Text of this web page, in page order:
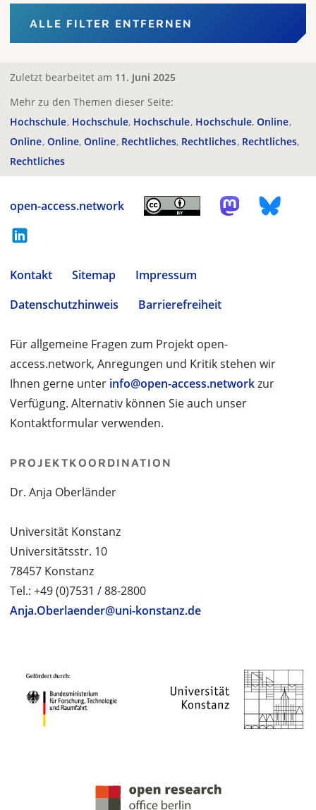
ALLE FILTER ENTFERNEN
Zuletzt bearbeitet am 11. Juni 2025
Mehr zu den Themen dieser Seite:
Hochschule Hochschule Hochschule Hochschule Online
Online Online Online Rechtliches Rechtliches Rechtliches
Rechtliches
open-access.network
Kontakt Sitemap
Impressum
Datenschutzhinweis
Barrierefreiheit
Für allgemeine Fragen zum Projekt open-
access.network, Anregungen und Kritik stehen wir
Ihnen gerne unter info@open-access.networkzur
Verfügung. Alternativ können Sie auch unser
Kontaktformular verwenden.
PROJEKTKOORDINATION
Dr. Anja Oberländer
Universität Konstanz
Universitätsstr. 10
78457 Konstanz
Tel.: +49 (0)7531 / 88-2800
Anja.Oberlaender@uni-konstanz.de